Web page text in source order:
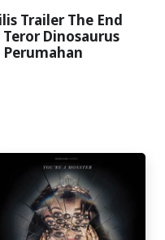
Trailer The End
Dinosaurus